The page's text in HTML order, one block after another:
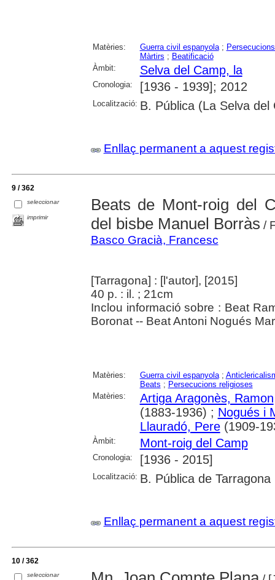
Matèries: Guerra civil espanyola;
Màrtirs ; Beatificació
Àmbit:
Selva del Camp, la
Cronologia: [1936 - 1939]; 2012
Localització: B. Pública (La Selva
Enllaç permanent a aquest
9 / 362
seleccionar
imprimir
Beats de Mont-roig del
del bisbe Manuel Borràs /
Basco Gracià, Francesc
[Tarragona] : [l'autor], [2015]
40 p. : il. ; 21cm
Inclou informació sobre : Beat
Boronat -- Beat Antoni Nogués
Matèries: Guerra civil espanyola;
Beats ; Persecucions religioses
Matèries:
Artiga Aragonès, Ramon
(1883-1936) ; Nogués i
Llauradó, Pere(1909-
Àmbit: Mont-roig del Camp
Cronologia: [1936 - 2015]
Localització: B. Pública de Tarragona
Enllaç permanent a aquest
10 / 362
seleccionar